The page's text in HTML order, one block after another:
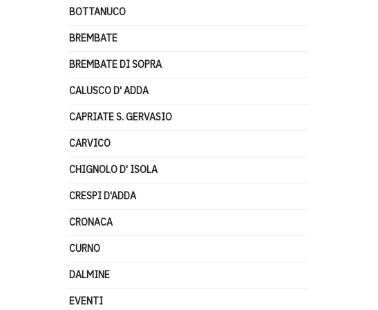
BOTTANUCO
BREMBATE
BREMBATE DI SOPRA
CALUSCO D' ADDA
CAPRIATE S. GERVASIO
CARVICO
CHIGNOLO D' ISOLA
CRESPI D'ADDA
CRONACA
CURNO
DALMINE
EVENTI